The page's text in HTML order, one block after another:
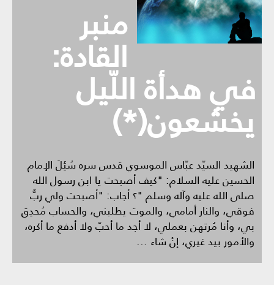
منبر
القادة:
في هدأة اللّيل
يخشعون(*)
الشهيد السيّد عبّاس الموسوي قدس سره سُئِلَ الإمام
الحسين عليه السلام: "كيف أصبحت يا ابن رسول الله
صلى الله عليه وآله وسلم "؟ أجاب: "أصبحت ولي ربٌّ
فوقي، والنار أمامي، والموت يطلبني، والحساب مُحدِق
بي، وأنا مُرتهن بعملي، لا أجد ما أحبّ ولا أدفع ما أكره،
والأمور بيد غيري، إنْ شاء ...